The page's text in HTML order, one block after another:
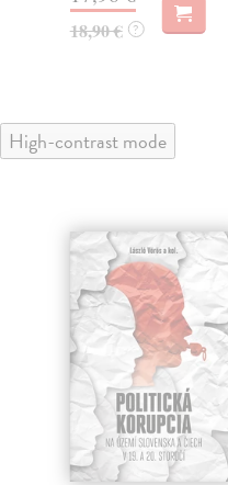
18,90 € ?
High-contrast mode